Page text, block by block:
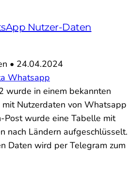
Nutzer-Daten
• 24.04.2024
Whatsapp
wurde in einem bekannten
Nutzerdaten von Whatsapp
Post wurde eine Tabelle mit
nach Ländern aufgeschlüsselt.
Daten wird per Telegram zum